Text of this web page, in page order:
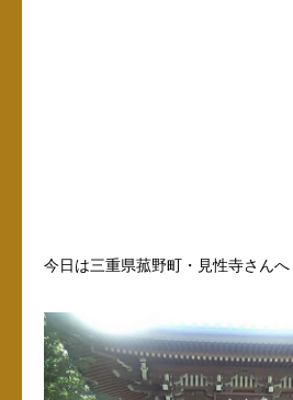
今日は三重県菰野町・見性寺さんへ